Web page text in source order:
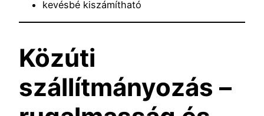
kevésbé kiszámítható
Közúti
szállítmányozás –